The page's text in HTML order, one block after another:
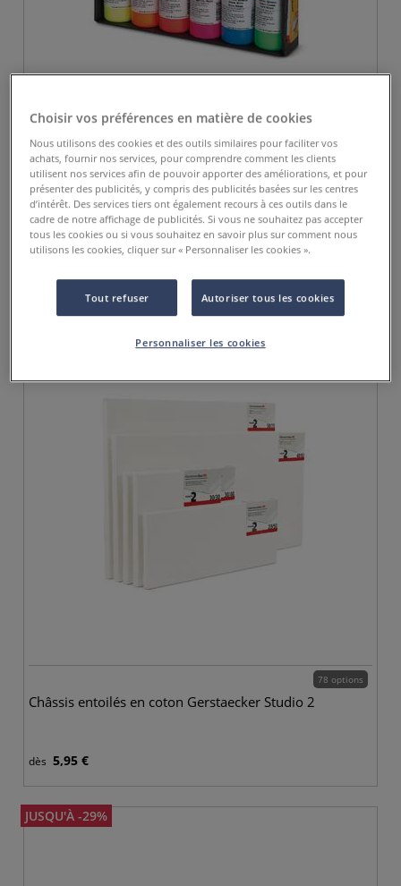
Coffret acrylique Ara fluo
JUSQU'À -26%
78 options
Châssis entoilés en coton Gerstaecker Studio 2
dès 5,95 €
JUSQU'À -29%
Choisir vos préférences en matière de cookies
Nous utilisons des cookies et des outils similaires pour faciliter vos
achats, fournir nos services, pour comprendre comment les clients
utilisent nos services afin de pouvoir apporter des améliorations, et pour
présenter des publicités, y compris des publicités basées sur les centres
d’intérêt. Des services tiers ont également recours à ces outils dans le
cadre de notre affichage de publicités. Si vous ne souhaitez pas accepter
tous les cookies ou si vous souhaitez en savoir plus sur comment nous
utilisons les cookies, cliquer sur « Personnaliser les cookies ».
Tout refuser Autoriser tous les cookies
Personnaliser les cookies